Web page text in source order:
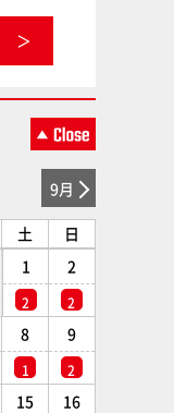
9月
土
日
1
2
2
2
8
1
9
2
15 16